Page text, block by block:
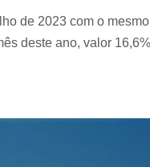
de 2023 com o mesmo
deste ano, valor 16,6%